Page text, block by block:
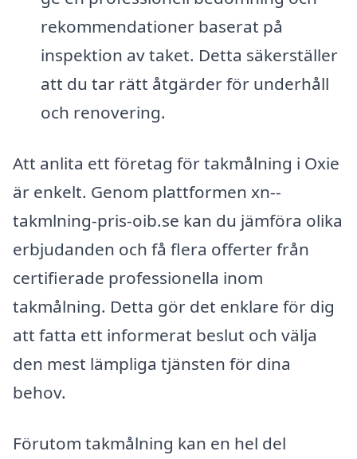
rekommendationer baserat på
inspektion av taket. Detta säkerställer
att du tar rätt åtgärder för underhåll
och renovering.
Att anlita ett företag för takmålning i Oxie
är enkelt. Genom plattformen xn--
takmlning-pris-oib.se kan du jämföra olika
erbjudanden och få flera offerter från
certifierade professionella inom
takmålning. Detta gör det enklare för dig
att fatta ett informerat beslut och välja
den mest lämpliga tjänsten för dina
behov.
Förutom takmålning kan en hel del